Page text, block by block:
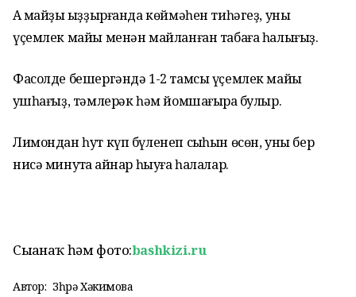
Аҡ майҙы ҡыҙҙырғанда көймәһен тиһәгеҙ, уны
үҫемлек майы менән майланған табаға һалығыҙ.
Фасолде бешергәндә 1-2 тамсы үҫемлек майы
ҡушһағыҙ, тәмлерәк һәм йомшағыраҡ булыр.
Лимондан һут күп бүленеп сыҡһын өсөн, уны бер
нисә минутҡа ҡайнар һыуға һалалар.
Сығанаҡ һәм фото:bashkizi.ru
Автор: Зөһрә Хәкимова